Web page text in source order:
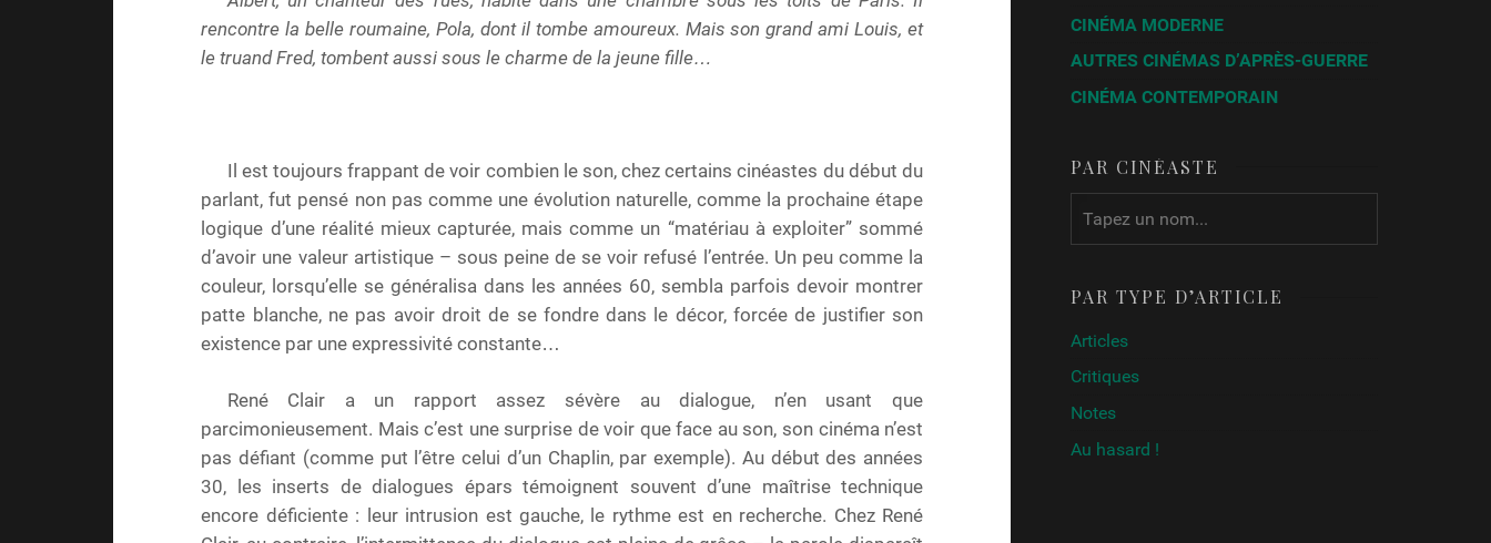
rencontre la belle roumaine, Pola, dont il tombe amoureux. Mais son grand ami Louis, et
le truand Fred, tombent aussi sous le charme de la jeune fille…
Il est toujours frappant de voir combien le son, chez certains cinéastes du début du
parlant, fut pensé non pas comme une évolution naturelle, comme la prochaine étape
logique d’une réalité mieux capturée, mais comme un “matériau à exploiter” sommé
d’avoir une valeur artistique – sous peine de se voir refusé l’entrée. Un peu comme la
couleur, lorsqu’elle se généralisa dans les années 60, sembla parfois devoir montrer
patte blanche, ne pas avoir droit de se fondre dans le décor, forcée de justifier son
existence par une expressivité constante…
René Clair a un rapport assez sévère au dialogue, n’en usant que
parcimonieusement. Mais c’est une surprise de voir que face au son, son cinéma n’est
pas défiant (comme put l’être celui d’un Chaplin, par exemple). Au début des années
30, les inserts de dialogues épars témoignent souvent d’une maîtrise technique
encore déficiente : leur intrusion est gauche, le rythme est en recherche. Chez René
CINÉMA MODERNE
AUTRES CINÉMAS D’APRÈS-GUERRE
CINÉMA CONTEMPORAIN
PAR CINÉASTE
PAR TYPE D’ARTICLE
Articles
Critiques
Notes
Au hasard !